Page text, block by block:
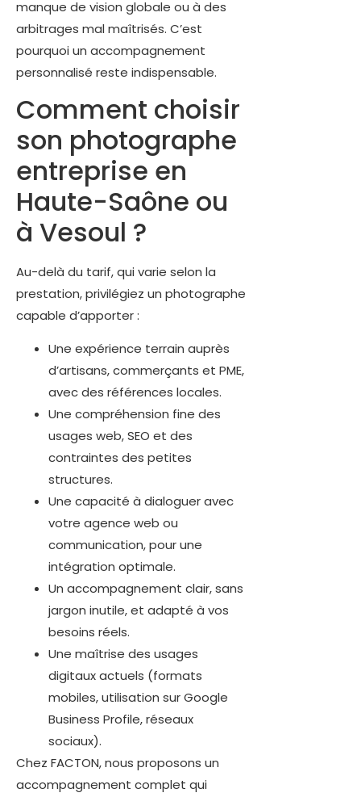
manque de vision globale ou à des
arbitrages mal maîtrisés. C’est
pourquoi un accompagnement
personnalisé reste indispensable.
Comment choisir
son photographe
entreprise en
Haute-Saône ou
à Vesoul ?
Au-delà du tarif, qui varie selon la
prestation, privilégiez un photographe
capable d’apporter :
Une expérience terrain auprès
d’artisans, commerçants et PME,
avec des références locales.
Une compréhension fine des
usages web, SEO et des
contraintes des petites
structures.
Une capacité à dialoguer avec
votre agence web ou
communication, pour une
intégration optimale.
Un accompagnement clair, sans
jargon inutile, et adapté à vos
besoins réels.
Une maîtrise des usages
digitaux actuels (formats
mobiles, utilisation sur Google
Business Profile, réseaux
sociaux).
Chez FACTON, nous proposons un
accompagnement complet qui